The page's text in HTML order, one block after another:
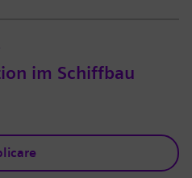
im Schiffbau